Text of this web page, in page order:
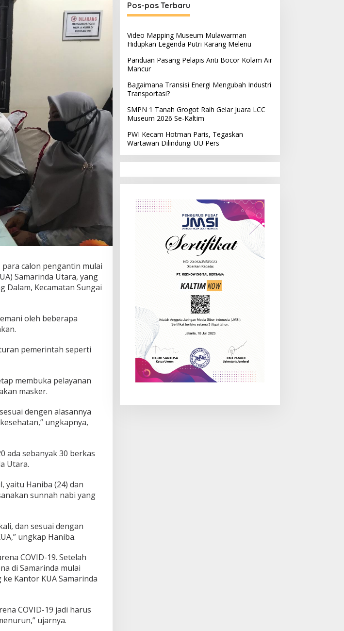
calon pengantin mulai
Samarinda Utara, yang
Dalam, Kecamatan Sungai
oleh beberapa
pemerintah seperti
membuka pelayanan
masker.
dengen alasannya
ungkapnya,
ada sebanyak 30 berkas
Utara.
yaitu Haniba (24) dan
sunnah nabi yang
dan sesuai dengan
ungkap Haniba.
COVID-19. Setelah
di Samarinda mulai
Kantor KUA Samarinda
COVID-19 jadi harus
ujarnya.
Pos-pos Terbaru
Video Mapping Museum Mulawarman
Hidupkan Legenda Putri Karang Melenu
Panduan Pasang Pelapis Anti Bocor Kolam Air
Mancur
Bagaimana Transisi Energi Mengubah Industri
Transportasi?
SMPN 1 Tanah Grogot Raih Gelar Juara LCC
Museum 2026 Se-Kaltim
PWI Kecam Hotman Paris, Tegaskan
Wartawan Dilindungi UU Pers